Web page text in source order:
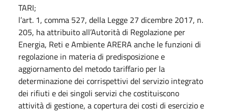
TARI;
l’art. 1, comma 527, della Legge 27 dicembre 2017, n.
205, ha attribuito all’Autorità di Regolazione per
Energia, Reti e Ambiente ARERA anche le funzioni di
regolazione in materia di predisposizione e
aggiornamento del metodo tariffario per la
determinazione dei corrispettivi del servizio integrato
dei rifiuti e dei singoli servizi che costituiscono
attività di gestione, a copertura dei costi di esercizio e